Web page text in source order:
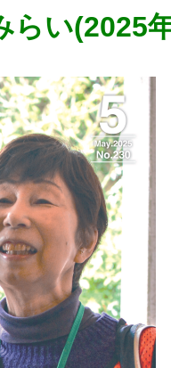
らい(2025